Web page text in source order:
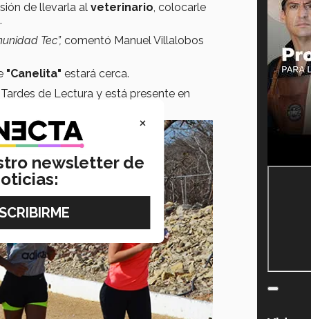
de llevarla al veterinario, colocarle
Tec”, comentó Manuel Villalobos
"Canelita" estará cerca.
de Lectura y está presente en
×
newsletter de